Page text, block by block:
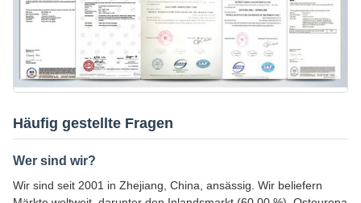
Häufig gestellte Fragen
Wer sind wir?
Wir sind seit 2001 in Zhejiang, China, ansässig. Wir beliefern